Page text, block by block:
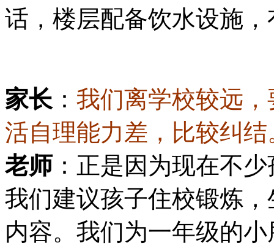
话，楼层配备饮水设施
家长 ： 我们离学校较远
活自理能力差，比较纠结
老师 ：正是因为现在不
我们建议孩子住校锻炼
内容。我们为一年级的